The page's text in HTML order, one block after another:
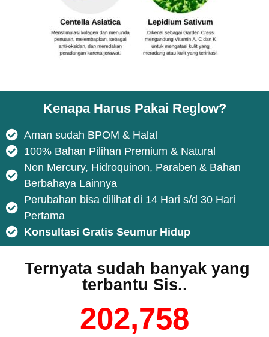
Kenapa Harus Pakai Reglow?
Aman sudah BPOM & Halal
100% Bahan Pilihan Premium & Natural
Non Mercury, Hidroquinon, Paraben & Bahan
Berbahaya Lainnya
Perubahan bisa dilihat di 14 Hari s/d 30 Hari
Pertama
Konsultasi Gratis Seumur Hidup
Ternyata sudah banyak yang
terbantu Sis..
202,758